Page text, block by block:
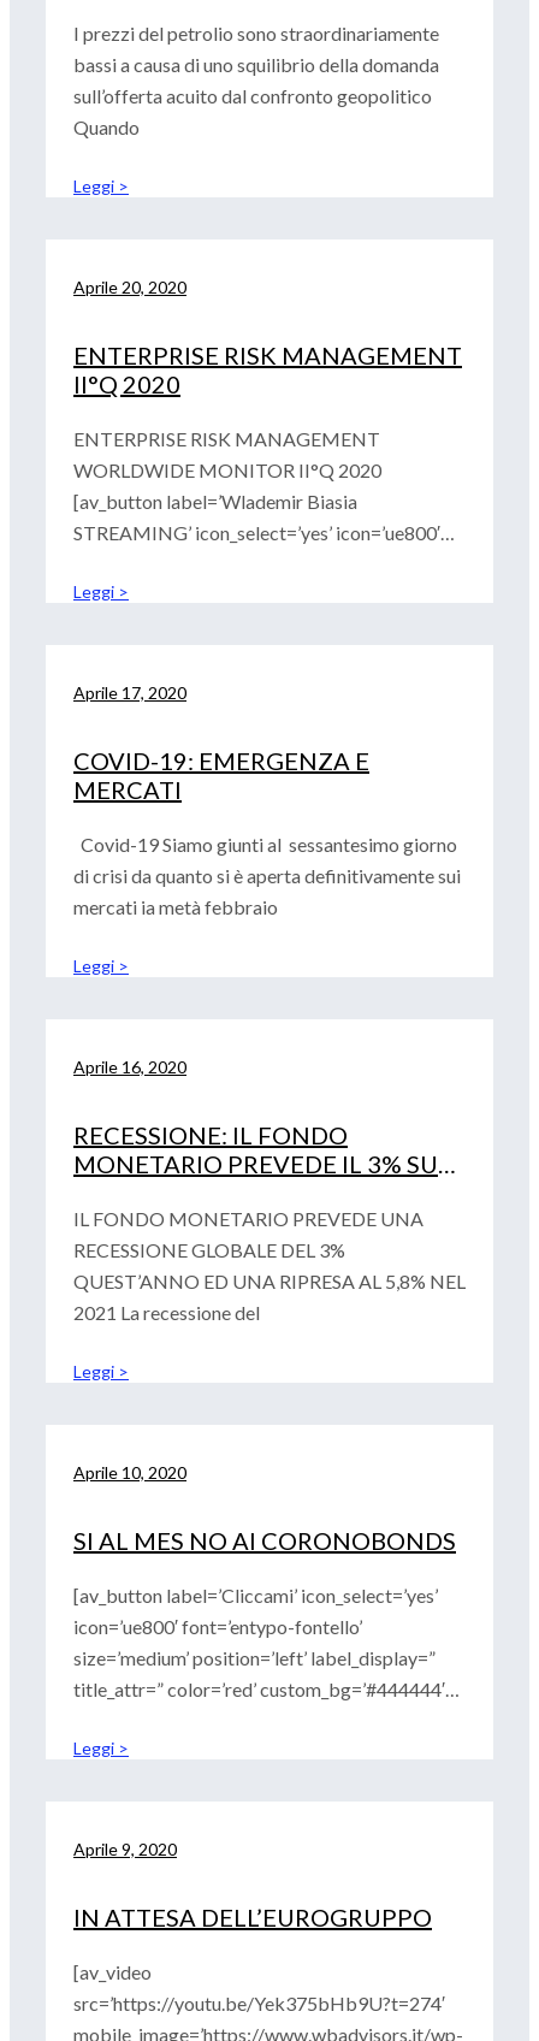
I prezzi del petrolio sono straordinariamente
bassi a causa di uno squilibrio della domanda
sull’offerta acuito dal confronto geopolitico
Quando
Leggi >
Aprile 20, 2020
ENTERPRISE RISK MANAGEMENT
II°Q 2020
ENTERPRISE RISK MANAGEMENT
WORLDWIDE MONITOR II°Q 2020
[av_button label=’Wlademir Biasia
STREAMING’ icon_select=’yes’ icon=’ue800′
position=’left’ label_display=” title_attr=”
Leggi >
Aprile 17, 2020
COVID-19: EMERGENZA E
MERCATI
Covid-19 Siamo giunti al sessantesimo giorno
di crisi da quanto si è aperta definitivamente sui
mercati ia metà febbraio
Leggi >
Aprile 16, 2020
RECESSIONE: IL FONDO
MONETARIO PREVEDE IL 3% SU
AL5,8% NEL 2021
IL FONDO MONETARIO PREVEDE UNA
RECESSIONE GLOBALE DEL 3%
QUEST’ANNO ED UNA RIPRESA AL 5,8% NEL
2021 La recessione del
Leggi >
Aprile 10, 2020
SI AL MES NO AI CORONOBONDS
[av_button label=’Cliccami’ icon_select=’yes’
icon=’ue800′ font=’entypo-fontello’
size=’medium’ position=’left’ label_display=”
title_attr=” color=’red’ custom_bg=’#444444′
link=’manually,https://www.youtube.com/watc
admin_preview_bg=”] Un rafforzamento
Leggi >
Aprile 9, 2020
IN ATTESA DELL’EUROGRUPPO
[av_video
src=’https://youtu.be/Yek375bHb9U?t=274′
mobile_image=’https://www.wbadvisors.it/wp-